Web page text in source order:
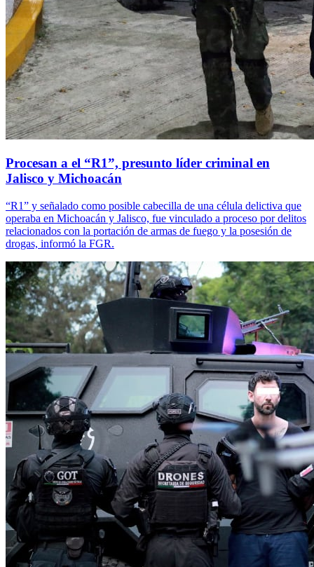
Procesan a el “R1”, presunto líder criminal en
Jalisco y Michoacán
“R1” y señalado como posible cabecilla de una célula delictiva que
operaba en Michoacán y Jalisco, fue vinculado a proceso por delitos
relacionados con la portación de armas de fuego y la posesión de
drogas, informó la FGR.